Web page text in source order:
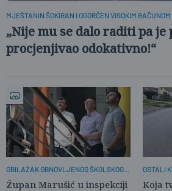
MJEŠTANIN ŠOKIRAN I OGORČEN VISOKIM RAČUNOM
„Nije mu se dalo raditi pa
procjenjivao odokativno!“
OBILAZAK OBNOVLJENOG ŠKOLSKOG
OBJEKTA
Župan Marušić u inspekciji
OSTALI
Koja